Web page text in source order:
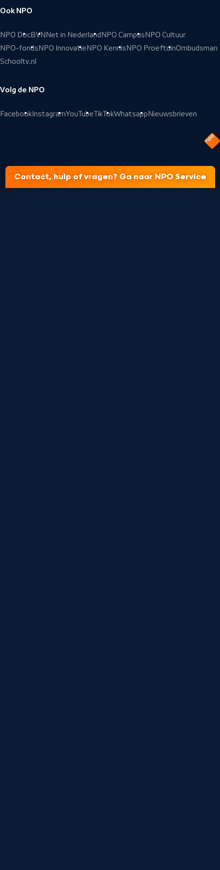
Ook NPO
NPO DocBVN Net in Nederland NPO Campus NPO Cultuur
NPO-fonds NPO Innovatie NPO Kennis NPO ProeftuinOmbudsman
Schooltv.nl
Volg de NPO
Facebook InstagramYouTubeTikTokWhatsapp Nieuwsbrieven
Contact, hulp of vragen? Ga naar NPO Service